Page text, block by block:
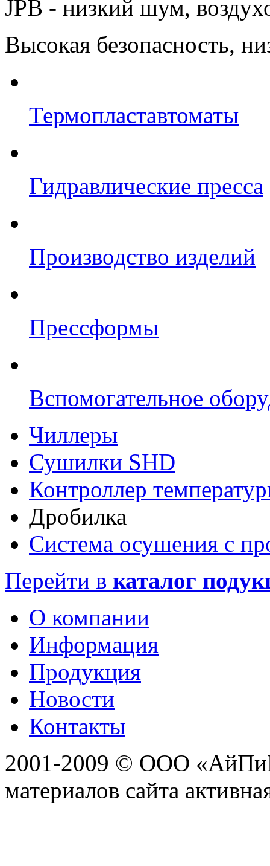
JPB - низкий шум,
Высокая безопасность,
Термопластавтоматы
Гидравлические пресса
Производство изделий
Прессформы
Вспомогательное
Чиллеры
Сушилки SHD
Контроллер
Дробилка
Система осушения с
Перейти в каталог
О компании
Информация
Продукция
Новости
Контакты
2001-2009 © ООО
материалов сайта